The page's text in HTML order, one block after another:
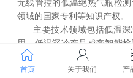
无线管控的低温绝热气瓶检
领域的国家专利等知识产权。
主要技术领域包括低温深
用、低温深冷产品成套智能
能无线静态蒸发率测试仪、
深冷行业处于国内领先地位。
首页 关于我们 产